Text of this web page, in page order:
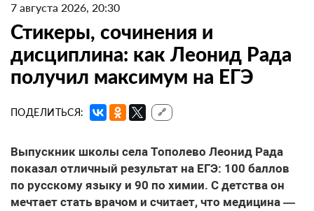
7 августа 2026, 20:30
Стикеры, сочинения и
дисциплина: как Леонид Рада
получил максимум на ЕГЭ
ПОДЕЛИТЬСЯ: 🔗
Выпускник школы села Тополево Леонид Рада
показал отличный результат на ЕГЭ: 100 баллов
по русскому языку и 90 по химии. С детства он
мечтает стать врачом и считает, что медицина —